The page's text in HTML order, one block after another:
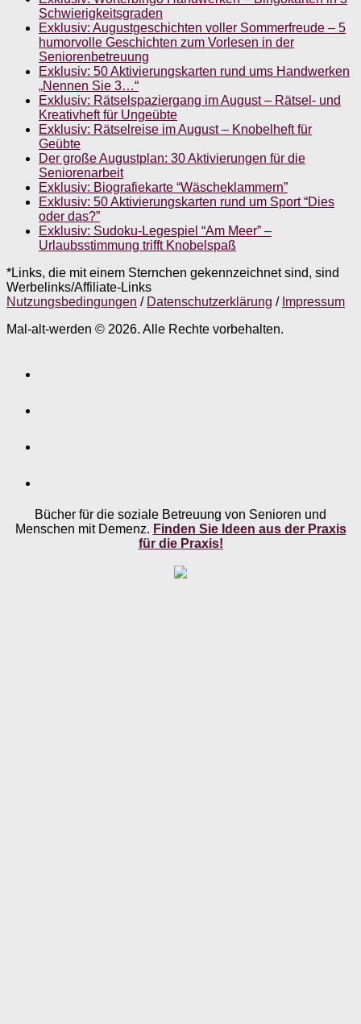
Schwierigkeitsgraden
Exklusiv: Augustgeschichten voller Sommerfreude – 5
humorvolle Geschichten zum Vorlesen in der
Seniorenbetreuung
Exklusiv: 50 Aktivierungskarten rund ums Handwerken
„Nennen Sie 3…“
Exklusiv: Rätselspaziergang im August – Rätsel- und
Kreativheft für Ungeübte
Exklusiv: Rätselreise im August – Knobelheft für
Geübte
Der große Augustplan: 30 Aktivierungen für die
Seniorenarbeit
Exklusiv: Biografiekarte “Wäscheklammern”
Exklusiv: 50 Aktivierungskarten rund um Sport “Dies
oder das?”
Exklusiv: Sudoku-Legespiel “Am Meer” –
Urlaubsstimmung trifft Knobelspaß
*Links, die mit einem Sternchen gekennzeichnet sind, sind
Werbelinks/Affiliate-Links
Nutzungsbedingungen / Datenschutzerklärung / Impressum
Mal-alt-werden © 2026. Alle Rechte vorbehalten.
Bücher für die soziale Betreuung von Senioren und
Menschen mit Demenz. Finden Sie Ideen aus der Praxis
für die Praxis!